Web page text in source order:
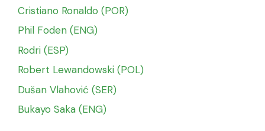
Cristiano Ronaldo (POR)
Phil Foden (ENG)
Rodri (ESP)
Robert Lewandowski (POL)
Dušan Vlahović (SER)
Bukayo Saka (ENG)